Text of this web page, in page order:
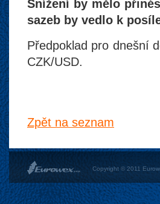
Snížení by mělo
sazeb by vedlo k
Předpoklad pro dnešní
CZK/USD.
Zpět na seznam
Copyright © 2011